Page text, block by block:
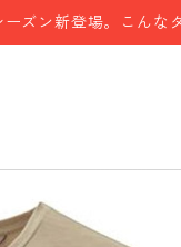
ーズン新登場。こんな